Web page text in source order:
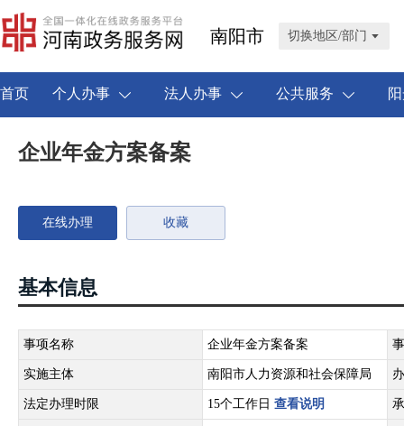
南阳市 切换地区/部门
首页 个人办事 法人办事 公共服务
企业年金方案备案
在线办理 收藏
基本信息
事项名称 企业年金方案备案
实施主体 南阳市人力资源和社会保障局
法定办理时限 15个工作日 查看说明